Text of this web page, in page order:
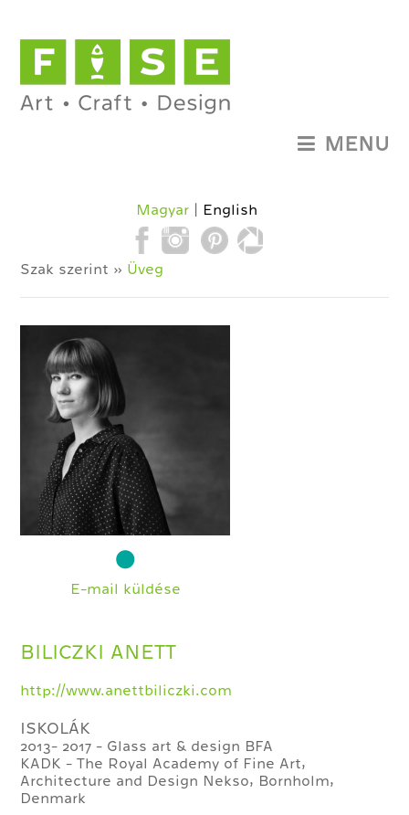
Magyar English
MENU
Szak szerint » Üveg
E-mail küldése
BILICZKI ANETT
http://www.anettbiliczki.com
ISKOLÁK
2013- 2017 - Glass art & design BFA
​KADK - The Royal Academy of Fine Art,
Architecture and Design Nekso, Bornholm,
Denmark